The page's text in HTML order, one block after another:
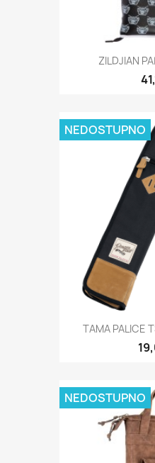
ZILDJIAN
TAMA PALICE
NEDOSTUPNO
NEDOSTUPNO